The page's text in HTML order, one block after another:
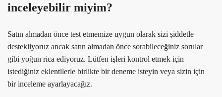
inceleyebilir miyim?
Satın almadan önce test etmemize uygun olarak sizi şiddetle
destekliyoruz ancak satın almadan önce sorabileceğiniz sorular
gibi yoğun rica ediyoruz. Lütfen işleri kontrol etmek için
istediğiniz eklentilerle birlikte bir deneme isteyin veya sizin için
bir inceleme ayarlayacağız.